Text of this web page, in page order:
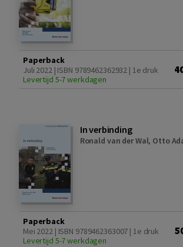
Paperback
Juli 2022 | ISBN 9789462362932 | 1e druk
Levertijd 5-7 werkdagen
In verbinding
Ronald van der Wal, Otto
Paperback
Mei 2022 | ISBN 9789462363007 | 1e druk
Levertijd 5-7 werkdagen